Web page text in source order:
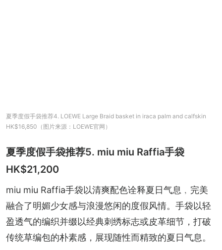
夏季度假手袋推荐4. LOEWE Large Braid basket in iraca palm and calfskin
HK$16,850（图片来源：LOEWE官网）
夏季度假手袋推荐5. miu miu Raffia手袋
HK$21,200
miu miu Raffia手袋以清爽配色诠释夏日气息﹐完美
融合了明媚少女感与浪漫悠闲的度假风情。手袋以轻
盈透气的编织并缀以经典刺绣标志或皮革细节，打破
传统草编包的朴素感，展现随性而精致的夏日气息。